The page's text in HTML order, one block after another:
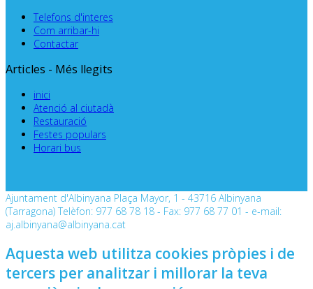
Telefons d'interes
Com arribar-hi
Contactar
Articles - Més llegits
inici
Atenció al ciutadà
Restauració
Festes populars
Horari bus
Ajuntament d'Albinyana Plaça Mayor, 1 - 43716 Albinyana
(Tarragona) Telèfon: 977 68 78 18 - Fax: 977 68 77 01 - e-mail:
aj.albinyana@albinyana.cat
Aquesta web utilitza cookies pròpies i de
tercers per analitzar i millorar la teva